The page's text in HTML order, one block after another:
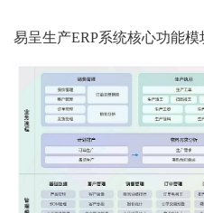
易呈生产ERP系统核心功能模